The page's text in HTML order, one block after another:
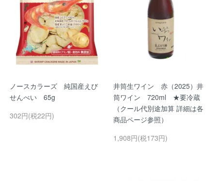
ノースカラーズ 純国産えび
せんべい 65g
302円(税22円)
井筒生ワイン 赤（2025）井
筒ワイン 720ml ★要冷蔵
（クール代別途加算 詳細は各
商品ページ参照）
1,908円(税173円)